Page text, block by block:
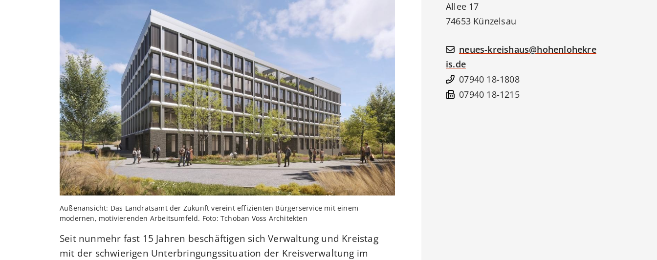
Außenansicht: Das Landratsamt der Zukunft vereint effizienten Bürgerservice mit einem
modernen, motivierenden Arbeitsumfeld. Foto: Tchoban Voss Architekten
Seit nunmehr fast 15 Jahren beschäftigen sich Verwaltung und Kreistag
mit der schwierigen Unterbringungssituation der Kreisverwaltung im
Allee 17
74653 Künzelsau
neues-kreishaus@hohenlohekre
is.de
07940 18-1808
07940 18-1215